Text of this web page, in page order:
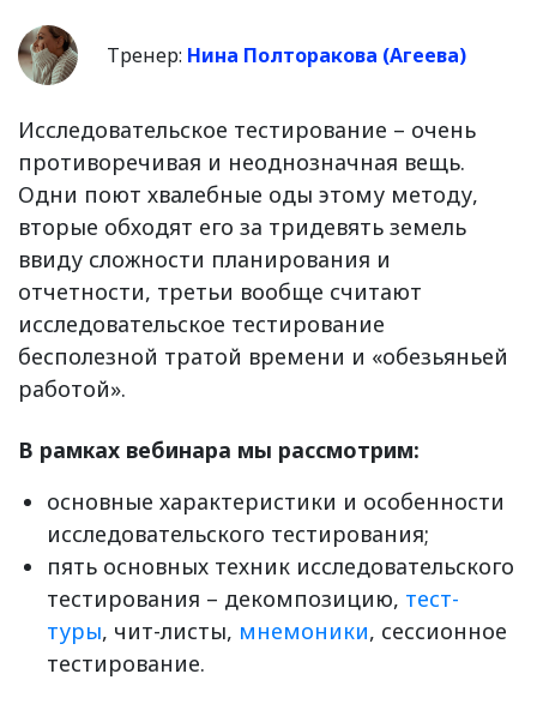
Тренер: Нина Полторакова (Агеева)
Исследовательское тестирование – очень
противоречивая и неоднозначная вещь.
Одни поют хвалебные оды этому методу,
вторые обходят его за тридевять земель
ввиду сложности планирования и
отчетности, третьи вообще считают
исследовательское тестирование
бесполезной тратой времени и «обезьяньей
работой».
В рамках вебинара мы рассмотрим:
основные характеристики и особенности
исследовательского тестирования;
пять основных техник исследовательского
тестирования – декомпозицию, тест-
туры, чит-листы, мнемоники, сессионное
тестирование.